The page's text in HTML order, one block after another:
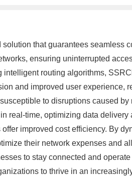
that guarantees seamless
ensuring uninterrupted
routing algorithms,
and improved user experience,
to disruptions caused
real-time, optimizing data
improved cost efficiency. By
their network expenses and
to stay connected and
to thrive in an